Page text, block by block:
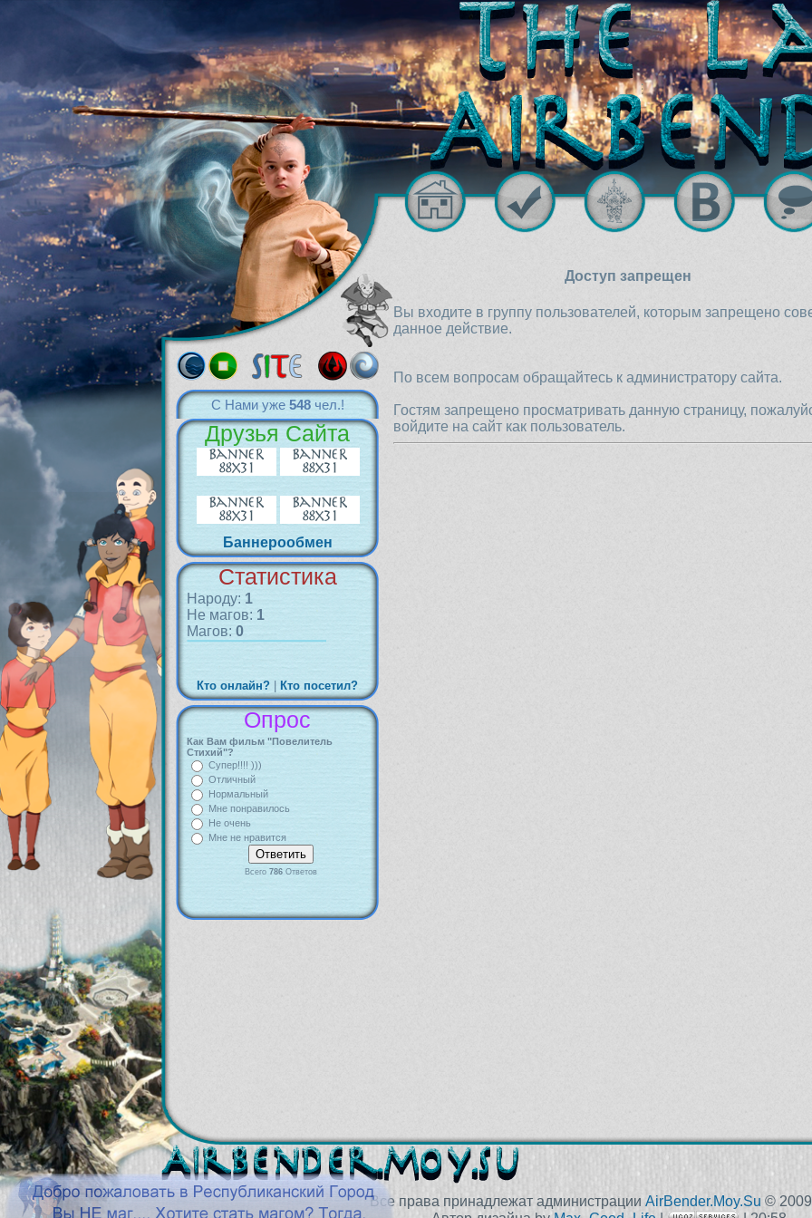
С Нами уже 548чел.!
Друзья Сайта
Баннерообмен
Статистика
Народу: 1
Не магов: 1
Магов: 0
Кто онлайн? Кто посетил?
Опрос
Как Вам фильм "Повелитель
Стихий"?
Супер!!!! )))
Отличный
Нормальный
Мне понравилось
Не очень
Мне не нравится
Всего 786Ответов
Доступ запрещен
Вы входите в группу пользователей, которым запрещено
данное действие.
По всем вопросам обращайтесь к администратору сайта.
Гостям запрещено просматривать данную страницу,
войдите на сайт как пользователь.
Все права принадлежат администрации AirBender.Moy.Su ©